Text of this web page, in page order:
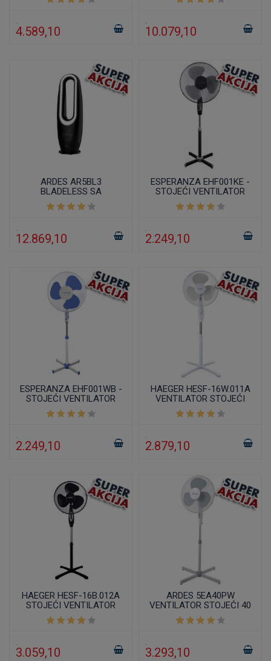
4.589,10 10.079,10
ARDES AR5BL3
BLADELESS SA
DALJINSKIM
UPRAVLJAČEM I
12.869,10
ESPERANZA EHF001KE -
STOJEĆI VENTILATOR
2.249,10
ESPERANZA EHF001WB -
STOJEĆI VENTILATOR
2.249,10
HAEGER HESF-16W.011A
VENTILATOR STOJEĆI
40CM/40W BELI
2.879,10
HAEGER HESF-16B.012A
STOJEĆI VENTILATOR
40CM 45W CRNI
3.059,10
ARDES 5EA40PW
VENTILATOR STOJEĆI 40
CM
3.293,10